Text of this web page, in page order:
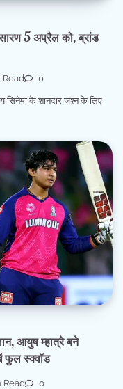
5 अप्रैल को, ब्रांड
Read 0
सिनेमा के शानदार जश्न के लिए
आयुष म्हात्रे बने
फुल स्क्वॉड
Read 0